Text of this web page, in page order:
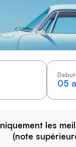
Début
05
les
(note